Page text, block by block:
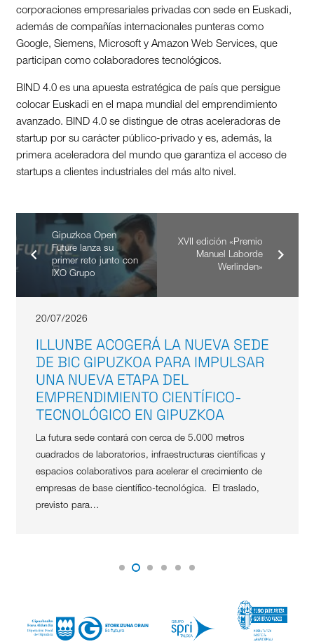
corporaciones empresariales privadas con sede en Euskadi,
además de compañías internacionales punteras como
Google, Siemens, Microsoft y Amazon Web Services, que
participan como colaboradores tecnológicos.
BIND 4.0 es una apuesta estratégica de país que persigue
colocar Euskadi en el mapa mundial del emprendimiento
avanzado. BIND 4.0 se distingue de otras aceleradoras de
startup por su carácter público-privado y es, además, la
primera aceleradora del mundo que garantiza el acceso de
startups a clientes industriales del más alto nivel.
Gipuzkoa Open
Future lanza su
primer reto junto con
IXO Grupo
XVII edición «Premio
Manuel Laborde
Werlinden»
20/07/2026
ILLUNBE ACOGERÁ LA NUEVA SEDE
DE BIC GIPUZKOA PARA IMPULSAR
UNA NUEVA ETAPA DEL
EMPRENDIMIENTO CIENTÍFICO-
TECNOLÓGICO EN GIPUZKOA
La futura sede contará con cerca de 5.000 metros
cuadrados de laboratorios, infraestructuras científicas y
espacios colaborativos para acelerar el crecimiento de
empresas de base científico-tecnológica. El traslado,
previsto para…